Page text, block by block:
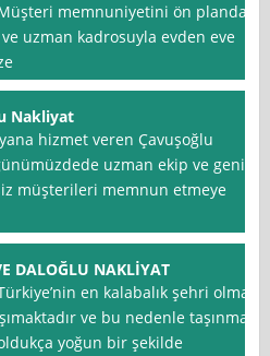
memnuniyetini ön planda
uzman kadrosuyla evden eve
Nakliyat
hizmet veren Çavuşoğlu
uzman ekip ve geniş
müşterileri memnun etmeye
DALOĞLU NAKLİYAT
en kalabalık şehri olma
ve bu nedenle taşınma
yoğun bir şekilde